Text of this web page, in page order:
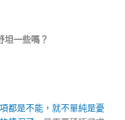
坦一些嗎？
都是不能，就不單純是憂